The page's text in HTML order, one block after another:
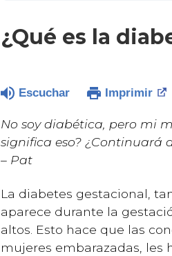
¿Qué es la
Escuchar Imprimir
No soy diabética, pero mi
significa eso? ¿Continuará
– Pat
La diabetes gestacional,
aparece durante la
altos. Esto hace que las
mujeres embarazadas, les